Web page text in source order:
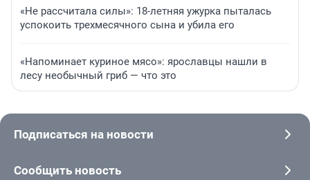
«Не рассчитала силы»: 18-летняя ужурка пыталась
успокоить трехмесячного сына и убила его
«Напоминает куриное мясо»: ярославцы нашли в
лесу необычный гриб — что это
Подписаться на новости
Сообщить новость